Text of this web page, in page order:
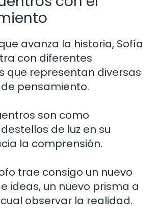
avanza la historia, Sofía
con diferentes
que representan diversas
pensamiento.
son como
de luz en su
la comprensión.
trae consigo un nuevo
ideas, un nuevo prisma a
observar la realidad.